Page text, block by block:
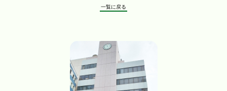
一覧に戻る